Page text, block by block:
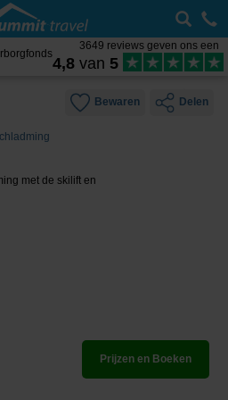
3649 reviews geven ons een
4,8 van 5
Bewaren Delen
met de skilift en
Prijzen en Boeken